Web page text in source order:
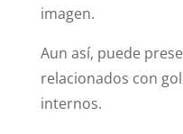
imagen.
Aun así, puede
relacionados con
internos.